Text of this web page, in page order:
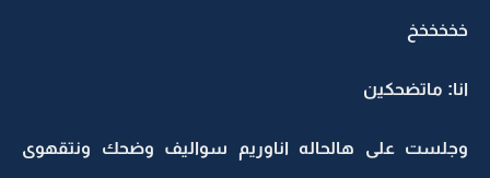
خخخخخخ
انا: ماتضحكين
وجلست على هالحاله اناوريم سواليف وضحك ونتقهوى